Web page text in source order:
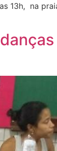
13h, na